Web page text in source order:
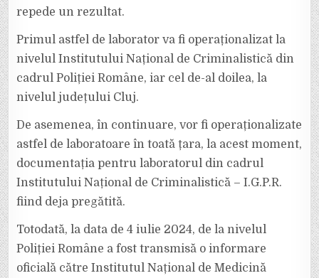
repede un rezultat.
Primul astfel de laborator va fi operaționalizat la
nivelul Institutului Național de Criminalistică din
cadrul Poliției Române, iar cel de-al doilea, la
nivelul județului Cluj.
De asemenea, în continuare, vor fi operaționalizate
astfel de laboratoare în toată țara, la acest moment,
documentația pentru laboratorul din cadrul
Institutului Național de Criminalistică – I.G.P.R.
fiind deja pregătită.
Totodată, la data de 4 iulie 2024, de la nivelul
Poliției Române a fost transmisă o informare
oficială către Institutul Național de Medicină